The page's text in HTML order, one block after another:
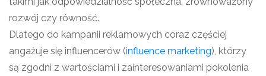
rozwój czy równość.
Dlatego do kampanii reklamowych coraz częściej
angażuje się influencerów (influence marketing), którzy
są zgodni z wartościami i zainteresowaniami pokolenia